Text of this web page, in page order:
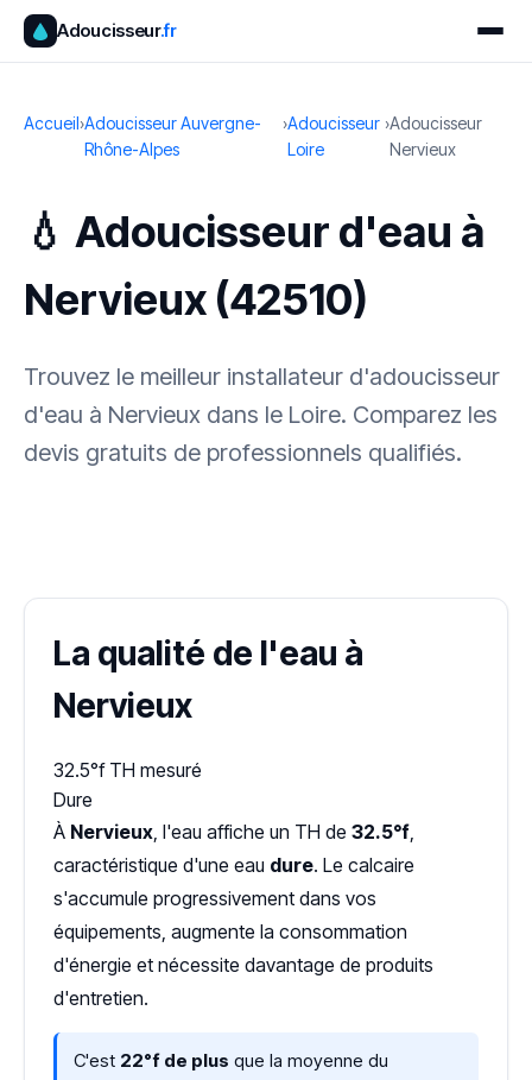
Adoucisseur.fr
Accueil›Adoucisseur Auvergne-
Rhône-Alpes
›Adoucisseur
Loire
›Adoucisseur
Nervieux
💧 Adoucisseur d'eau à
Nervieux (42510)
Trouvez le meilleur installateur d'adoucisseur
d'eau à Nervieux dans le Loire. Comparez les
devis gratuits de professionnels qualifiés.
La qualité de l'eau à
Nervieux
32.5°f TH mesuré
Dure
À Nervieux, l'eau affiche un TH de 32.5°f,
caractéristique d'une eau dure. Le calcaire
s'accumule progressivement dans vos
équipements, augmente la consommation
d'énergie et nécessite davantage de produits
d'entretien.
C'est 22°f de plus que la moyenne du